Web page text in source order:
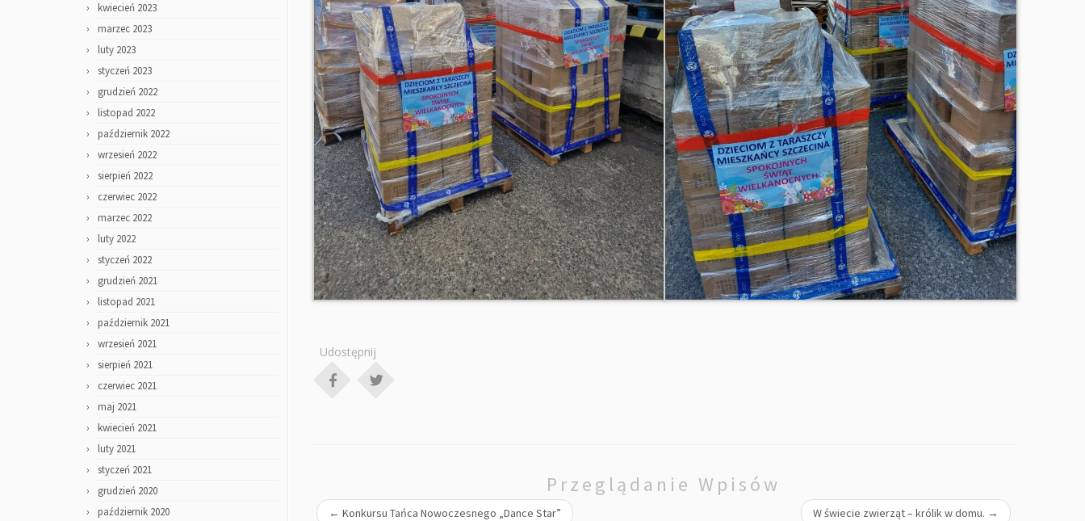
kwiecień 2023
marzec 2023
luty 2023
styczeń 2023
grudzień 2022
listopad 2022
październik 2022
wrzesień 2022
sierpień 2022
czerwiec 2022
marzec 2022
luty 2022
styczeń 2022
grudzień 2021
listopad 2021
październik 2021
wrzesień 2021
sierpień 2021
czerwiec 2021
maj 2021
kwiecień 2021
luty 2021
styczeń 2021
grudzień 2020
październik 2020
Udostępnij
Przeglądanie Wpisów
← Konkursu Tańca Nowoczesnego „Dance Star” W świecie zwierząt – królik w domu. →